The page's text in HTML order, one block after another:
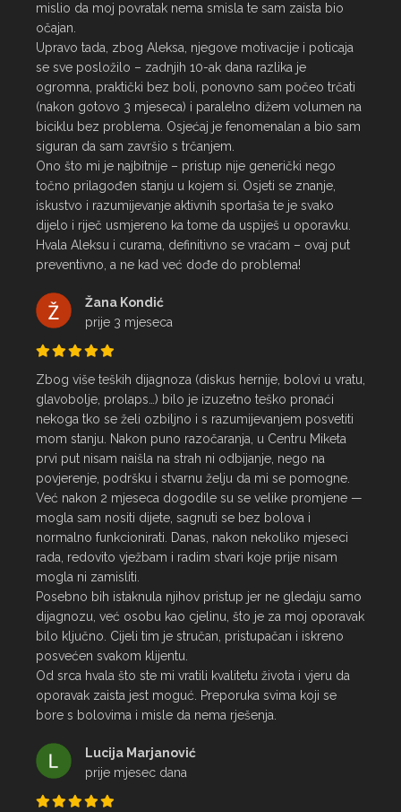
mislio da moj povratak nema smisla te sam zaista bio
očajan.
Upravo tada, zbog Aleksa, njegove motivacije i poticaja
se sve posložilo – zadnjih 10-ak dana razlika je
ogromna, praktički bez boli, ponovno sam počeo trčati
(nakon gotovo 3 mjeseca) i paralelno dižem volumen na
biciklu bez problema. Osjećaj je fenomenalan a bio sam
siguran da sam završio s trčanjem.
Ono što mi je najbitnije – pristup nije generički nego
točno prilagođen stanju u kojem si. Osjeti se znanje,
iskustvo i razumijevanje aktivnih sportaša te je svako
dijelo i riječ usmjereno ka tome da uspiješ u oporavku.
Hvala Aleksu i curama, definitivno se vraćam – ovaj put
preventivno, a ne kad već dođe do problema!
Žana Kondić
prije 3 mjeseca
Zbog više teških dijagnoza (diskus hernije, bolovi u vratu,
glavobolje, prolaps…) bilo je izuzetno teško pronaći
nekoga tko se želi ozbiljno i s razumijevanjem posvetiti
mom stanju. Nakon puno razočaranja, u Centru Miketa
prvi put nisam naišla na strah ni odbijanje, nego na
povjerenje, podršku i stvarnu želju da mi se pomogne.
Već nakon 2 mjeseca dogodile su se velike promjene —
mogla sam nositi dijete, sagnuti se bez bolova i
normalno funkcionirati. Danas, nakon nekoliko mjeseci
rada, redovito vježbam i radim stvari koje prije nisam
mogla ni zamisliti.
Posebno bih istaknula njihov pristup jer ne gledaju samo
dijagnozu, već osobu kao cjelinu, što je za moj oporavak
bilo ključno. Cijeli tim je stručan, pristupačan i iskreno
posvećen svakom klijentu.
Od srca hvala što ste mi vratili kvalitetu života i vjeru da
oporavak zaista jest moguć. Preporuka svima koji se
bore s bolovima i misle da nema rješenja.
Lucija Marjanović
prije mjesec dana